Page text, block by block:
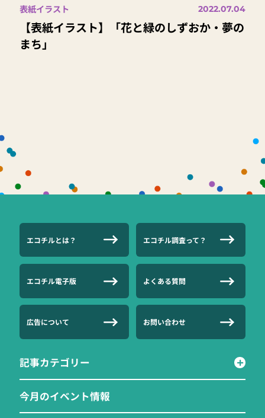
表紙イラスト 2022.07.04
【表紙イラスト】「花と緑のしずおか・夢の
まち」
エコチルとは？ エコチル調査って？
エコチル電子版 よくある質問
広告について お問い合わせ
記事カテゴリー
今月のイベント情報